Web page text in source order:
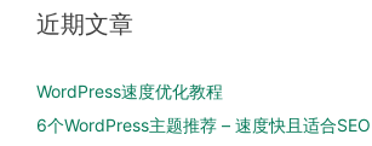
近期文章
WordPress速度优化教程
6个WordPress主题推荐 – 速度快且适合SEO